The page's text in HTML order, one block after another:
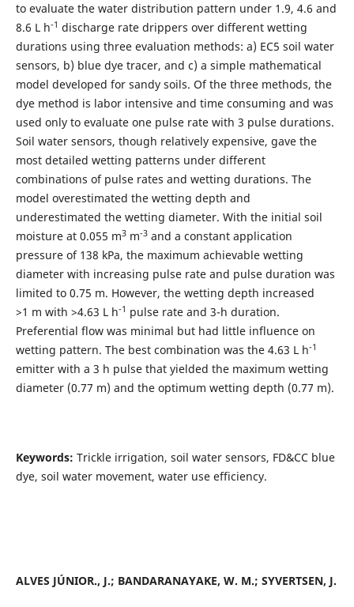
to evaluate the water distribution pattern under 1.9, 4.6 and
8.6 L h-1 discharge rate drippers over different wetting
durations using three evaluation methods: a) EC5 soil water
sensors, b) blue dye tracer, and c) a simple mathematical
model developed for sandy soils. Of the three methods, the
dye method is labor intensive and time consuming and was
used only to evaluate one pulse rate with 3 pulse durations.
Soil water sensors, though relatively expensive, gave the
most detailed wetting patterns under different
combinations of pulse rates and wetting durations. The
model overestimated the wetting depth and
underestimated the wetting diameter. With the initial soil
moisture at 0.055 m3m-3and a constant application
pressure of 138 kPa, the maximum achievable wetting
diameter with increasing pulse rate and pulse duration was
limited to 0.75 m. However, the wetting depth increased
>1 m with >4.63 L h-1 pulse rate and 3-h duration.
Preferential flow was minimal but had little influence on
wetting pattern. The best combination was the 4.63 L h-1
emitter with a 3 h pulse that yielded the maximum wetting
diameter (0.77 m) and the optimum wetting depth (0.77 m).
Keywords: Trickle irrigation, soil water sensors, FD&CC blue
dye, soil water movement, water use efficiency.
ALVES JÚNIOR., J.; BANDARANAYAKE, W. M.; SYVERTSEN, J.